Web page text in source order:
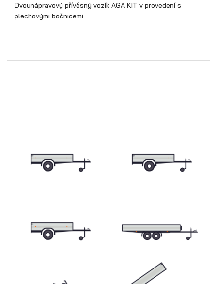
Dvounápravový přívěsný vozík AGA KIT v provedení s
plechovými bočnicemi.